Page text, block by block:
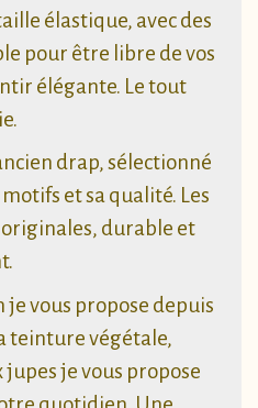
élastique, avec des
pour être libre de vos
élégante. Le tout
drap, sélectionné
et sa qualité. Les
durable et
je vous propose depuis
teinture végétale,
je vous propose